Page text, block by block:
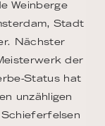
Weinberge
Stadt
Nächster
der
Status hat
unzähligen